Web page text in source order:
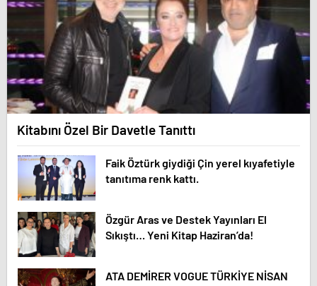
Kitabını Özel Bir Davetle Tanıttı
Faik Öztürk giydiği Çin yerel kıyafetiyle
tanıtıma renk kattı.
Özgür Aras ve Destek Yayınları El
Sıkıştı… Yeni Kitap Haziran’da!
ATA DEMİRER VOGUE TÜRKİYE NİSAN